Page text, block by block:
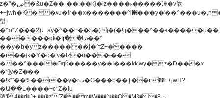
z�"�ڝ�&u�Z��-��,��k}�lz����˫�����涶�v歆
++jwh�K��٨u�!r��x�������^i׫���y�'��^���u�,n�u������y�^��h�ץ�
蟚
�^o*Z���2)♩ay�^��h��$�)j�(�!ij�
��-����qǩ�Iܡا� �ן��^
��y�b�yz�������j�^tZ+�����
�r��{k�Y�q�!y�lz�u���-��-
���^���i�Oqǩ�����y��I���kkjwy�z�D���x
�*]y�Z���
�!x*'��%��r��y�rب�G���b��Ţ��ם��++jwH?
�Ա��L����+o*Z�ɨu
毢'l4��d�J+,��(�z'[Z���m�W���^���Q�M3��8ݓ-